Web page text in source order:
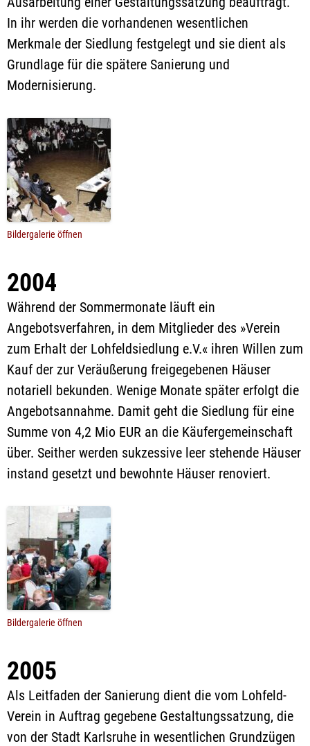
In ihr werden die vorhandenen wesentlichen
Merkmale der Siedlung festgelegt und sie dient als
Grundlage für die spätere Sanierung und
Modernisierung.
Bildergalerie öffnen
2004
Während der Sommermonate läuft ein
Angebotsverfahren, in dem Mitglieder des »Verein
zum Erhalt der Lohfeldsiedlung e.V.« ihren Willen zum
Kauf der zur Veräußerung freigegebenen Häuser
notariell bekunden. Wenige Monate später erfolgt die
Angebotsannahme. Damit geht die Siedlung für eine
Summe von 4,2 Mio EUR an die Käufergemeinschaft
über. Seither werden sukzessive leer stehende Häuser
instand gesetzt und bewohnte Häuser renoviert.
Bildergalerie öffnen
2005
Als Leitfaden der Sanierung dient die vom Lohfeld-
Verein in Auftrag gegebene Gestaltungssatzung, die
von der Stadt Karlsruhe in wesentlichen Grundzügen